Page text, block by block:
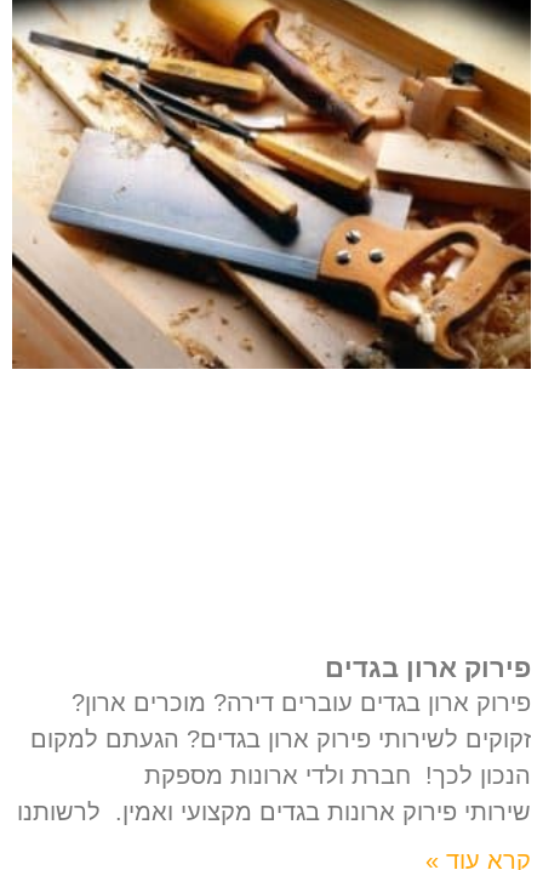
פירוק ארון בגדים
פירוק ארון בגדים עוברים דירה? מוכרים ארון?
זקוקים לשירותי פירוק ארון בגדים? הגעתם למקום
הנכון לכך! חברת ולדי ארונות מספקת
שירותי פירוק ארונות בגדים מקצועי ואמין. לרשותנו
קרא עוד »